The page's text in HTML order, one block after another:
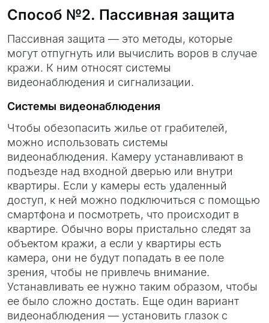
Способ №2. Пассивная защита
Пассивная защита — это методы, которые
могут отпугнуть или вычислить воров в случае
кражи. К ним относят системы
видеонаблюдения и сигнализации.
Системы видеонаблюдения
Чтобы обезопасить жилье от грабителей,
можно использовать системы
видеонаблюдения. Камеру устанавливают в
подъезде над входной дверью или внутри
квартиры. Если у камеры есть удаленный
доступ, к ней можно подключиться с помощью
смартфона и посмотреть, что происходит в
квартире. Обычно воры пристально следят за
объектом кражи, а если у квартиры есть
камера, они не будут попадать в ее поле
зрения, чтобы не привлечь внимание.
Устанавливать ее нужно таким образом, чтобы
ее было сложно достать. Еще один вариант
видеонаблюдения — установить глазок с